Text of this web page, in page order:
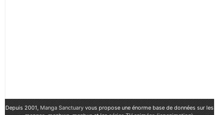
Depuis 2001, Manga Sanctuary vous propose une énorme base de données sur les